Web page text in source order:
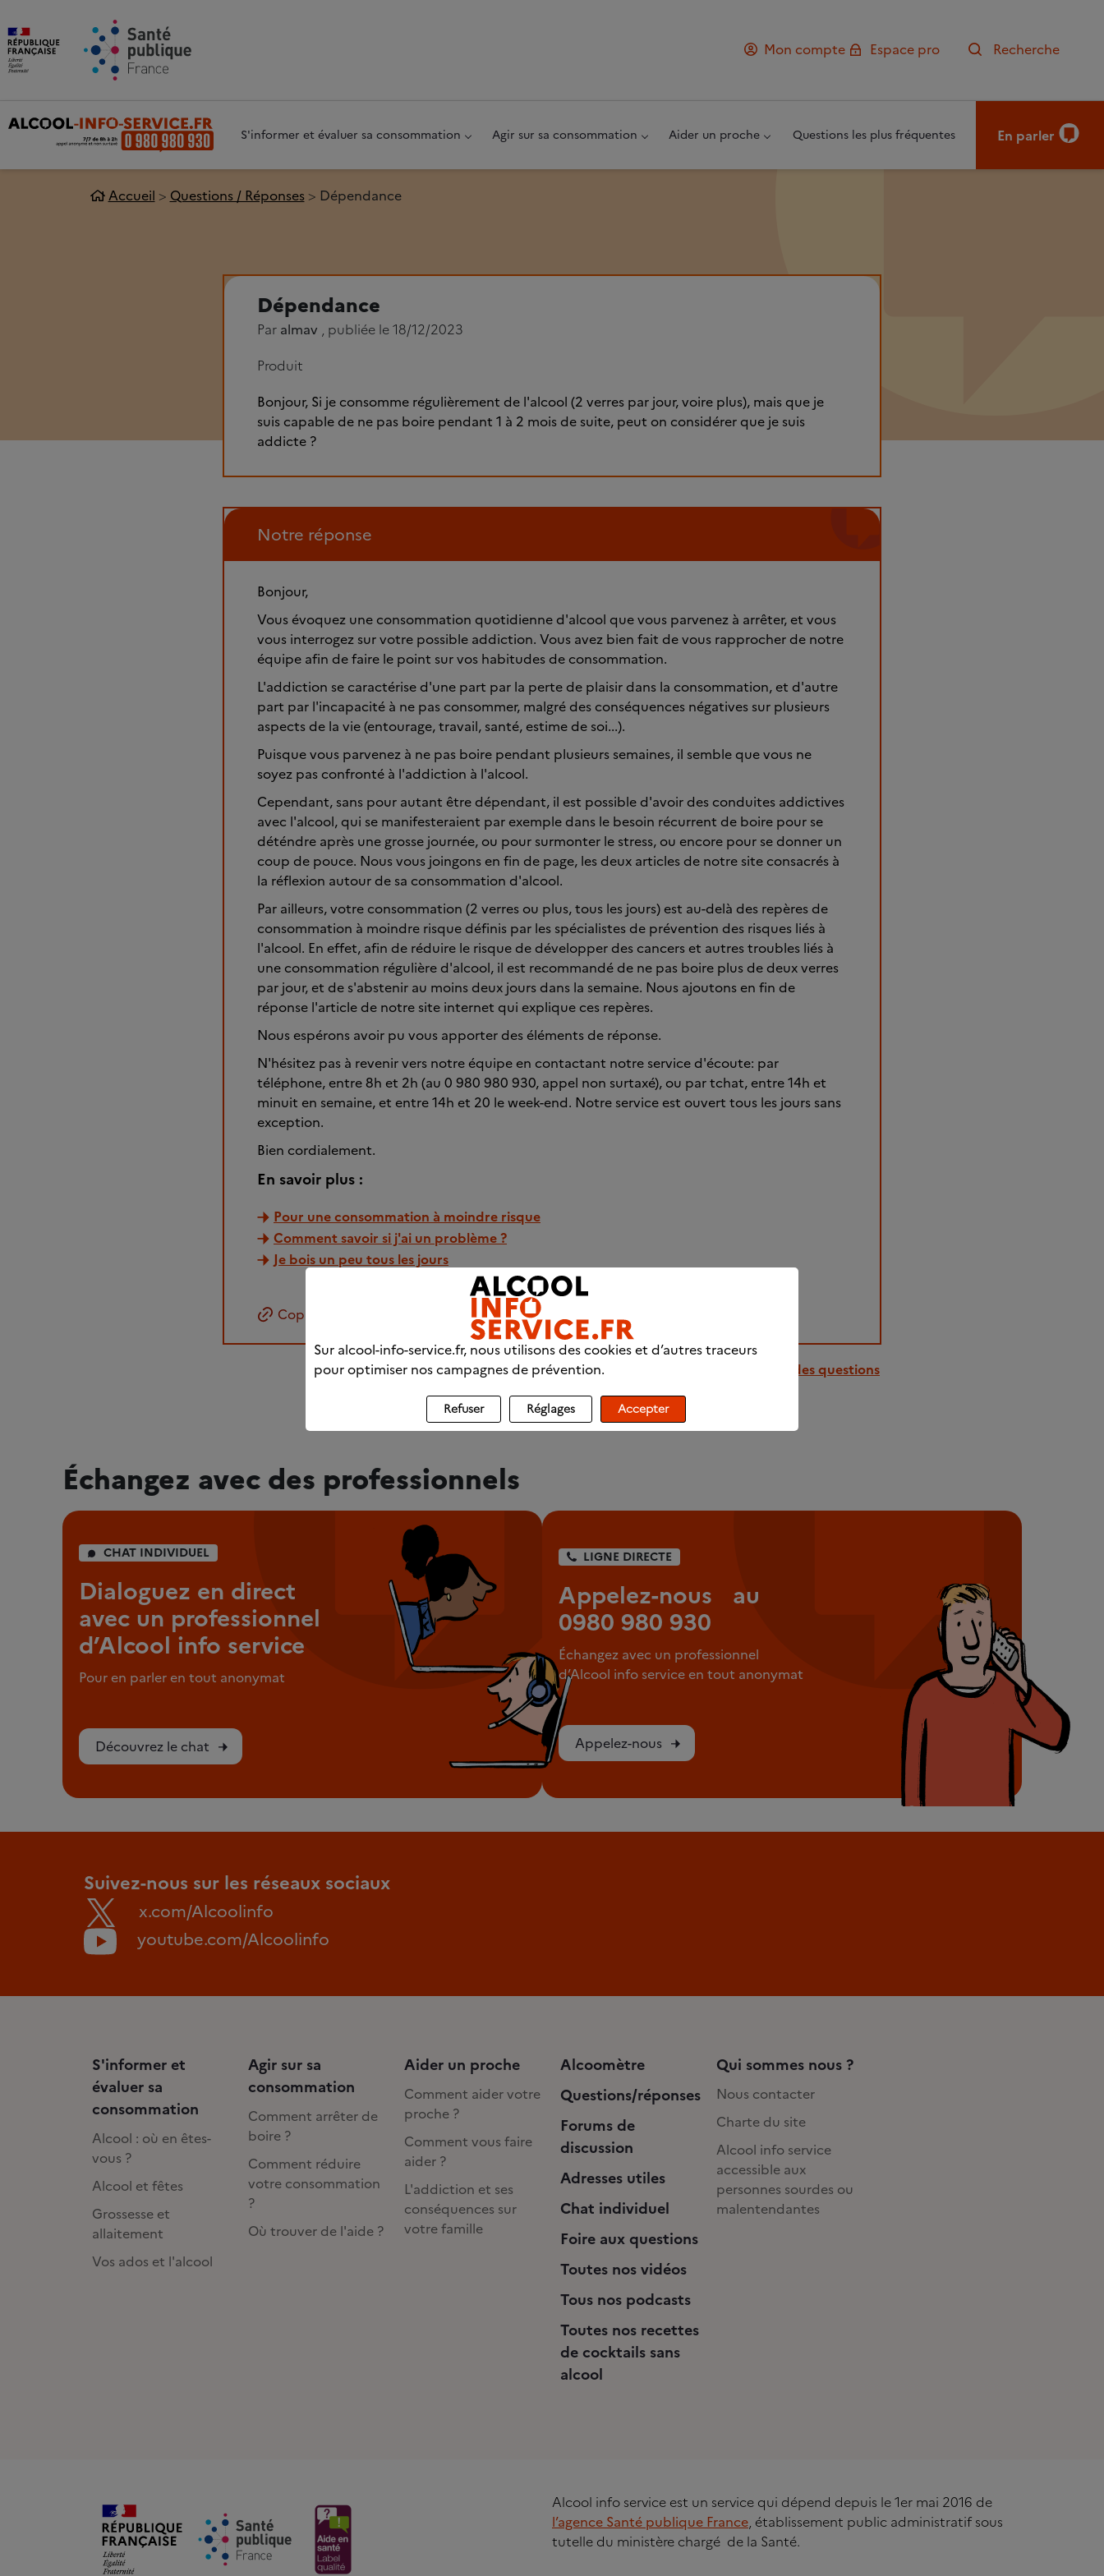
Mon compte
Espace pro Recherche
S'informer et évaluer sa consommation Agir sur sa consommation Aider un proche Questions les plus fréquentes En parler
Accueil Questions / Réponses Dépendance
Dépendance
Par almav , publiée le 18/12/2023
Produit
Bonjour, Si je consomme régulièrement de l'alcool (2 verres par jour, voire plus), mais que je
suis capable de ne pas boire pendant 1 à 2 mois de suite, peut on considérer que je suis
addicte ?
Notre réponse
Bonjour,
Vous évoquez une consommation quotidienne d'alcool que vous parvenez à arrêter, et vous
vous interrogez sur votre possible addiction. Vous avez bien fait de vous rapprocher de notre
équipe afin de faire le point sur vos habitudes de consommation.
L'addiction se caractérise d'une part par la perte de plaisir dans la consommation, et d'autre
part par l'incapacité à ne pas consommer, malgré des conséquences négatives sur plusieurs
aspects de la vie (entourage, travail, santé, estime de soi...).
Puisque vous parvenez à ne pas boire pendant plusieurs semaines, il semble que vous ne
soyez pas confronté à l'addiction à l'alcool.
Cependant, sans pour autant être dépendant, il est possible d'avoir des conduites addictives
avec l'alcool, qui se manifesteraient par exemple dans le besoin récurrent de boire pour se
déténdre après une grosse journée, ou pour surmonter le stress, ou encore pour se donner un
coup de pouce. Nous vous joingons en fin de page, les deux articles de notre site consacrés à
la réflexion autour de sa consommation d'alcool.
Par ailleurs, votre consommation (2 verres ou plus, tous les jours) est au-delà des repères de
consommation à moindre risque définis par les spécialistes de prévention des risques liés à
l'alcool. En effet, afin de réduire le risque de développer des cancers et autres troubles liés à
une consommation régulière d'alcool, il est recommandé de ne pas boire plus de deux verres
par jour, et de s'abstenir au moins deux jours dans la semaine. Nous ajoutons en fin de
réponse l'article de notre site internet qui explique ces repères.
Nous espérons avoir pu vous apporter des éléments de réponse.
N'hésitez pas à revenir vers notre équipe en contactant notre service d'écoute: par
téléphone, entre 8h et 2h (au 0 980 980 930, appel non surtaxé), ou par tchat, entre 14h et
minuit en semaine, et entre 14h et 20 le week-end. Notre service est ouvert tous les jours sans
exception.
Bien cordialement.
En savoir plus :
Pour une consommation à moindre risque
Comment savoir si j'ai un problème ?
Je bois un peu tous les jours
Copier le lien
Retour à la liste des questions
Échangez avec des professionnels
CHAT INDIVIDUEL
Dialoguez en direct
avec un professionnel
d’Alcool info service
Pour en parler en tout anonymat
Découvrez le chat
LIGNE DIRECTE
Appelez-nous au
0980 980 930
Échangez avec un professionnel
d’Alcool info service en tout anonymat
Appelez-nous
Suivez-nous sur les réseaux sociaux
x.com/Alcoolinfo
youtube.com/Alcoolinfo
S'informer et
évaluer sa
consommation
Alcool : où en êtes-
vous ?
Alcool et fêtes
Grossesse et
allaitement
Vos ados et l'alcool
Agir sur sa
consommation
Comment arrêter de
boire ?
Comment réduire
votre consommation
?
Où trouver de l'aide ?
Aider un proche
Comment aider votre
proche ?
Comment vous faire
aider ?
L'addiction et ses
conséquences sur
votre famille
Alcoomètre
Questions/réponses
Forums de
discussion
Adresses utiles
Chat individuel
Foire aux questions
Toutes nos vidéos
Tous nos podcasts
Toutes nos recettes
de cocktails sans
alcool
Qui sommes nous ?
Nous contacter
Charte du site
Alcool info service
accessible aux
personnes sourdes ou
malentendantes
Alcool info service est un service qui dépend depuis le 1er mai 2016 de
l’agence Santé publique France, établissement public administratif sous
tutelle du ministère chargé de la Santé.
Sur alcool-info-service.fr, nous utilisons des cookies et d’autres traceurs
pour optimiser nos campagnes de prévention.
Refuser Réglages Accepter